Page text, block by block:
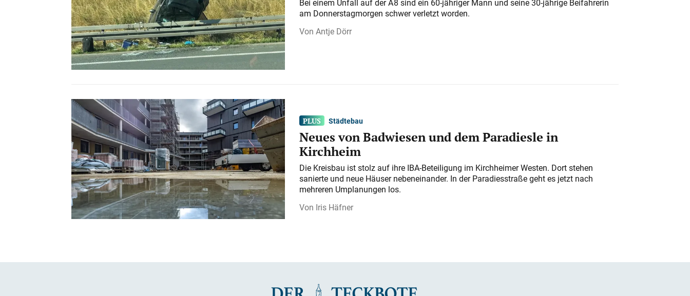
Bei einem Unfall auf der A 8 sind ein 60-jähriger Mann und seine 30-jährige Beifahrerin
am Donnerstagmorgen schwer verletzt worden.
Antje Dörr
Städtebau
Neues von Badwiesen und dem Paradiesle in
Kirchheim
Die Kreisbau ist stolz auf ihre IBA-Beteiligung im Kirchheimer Westen. Dort stehen
sanierte und neue Häuser nebeneinander. In der Paradiesstraße geht es jetzt nach
mehreren Umplanungen los.
Iris Häfner